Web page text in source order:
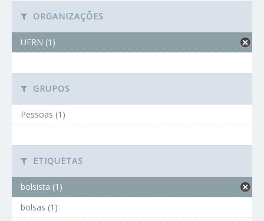
ORGANIZAÇÕES
UFRN (1)
GRUPOS
Pessoas (1)
ETIQUETAS
bolsista (1)
bolsas (1)